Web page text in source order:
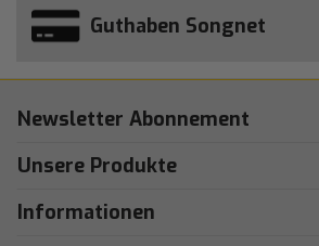
Guthaben Songnet
Newsletter Abonnement
Unsere Produkte
Informationen